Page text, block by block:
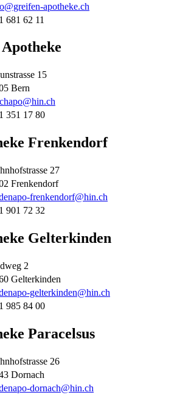
apotheke.ch
681 62 11
15
Bern
351 17 80
Frenkendorf
27
Frenkendorf
frenkendorf@hin.ch
901 72 32
Gelterkinden
2
Gelterkinden
gelterkinden@hin.ch
985 84 00
Paracelsus
26
Dornach
dornach@hin.ch